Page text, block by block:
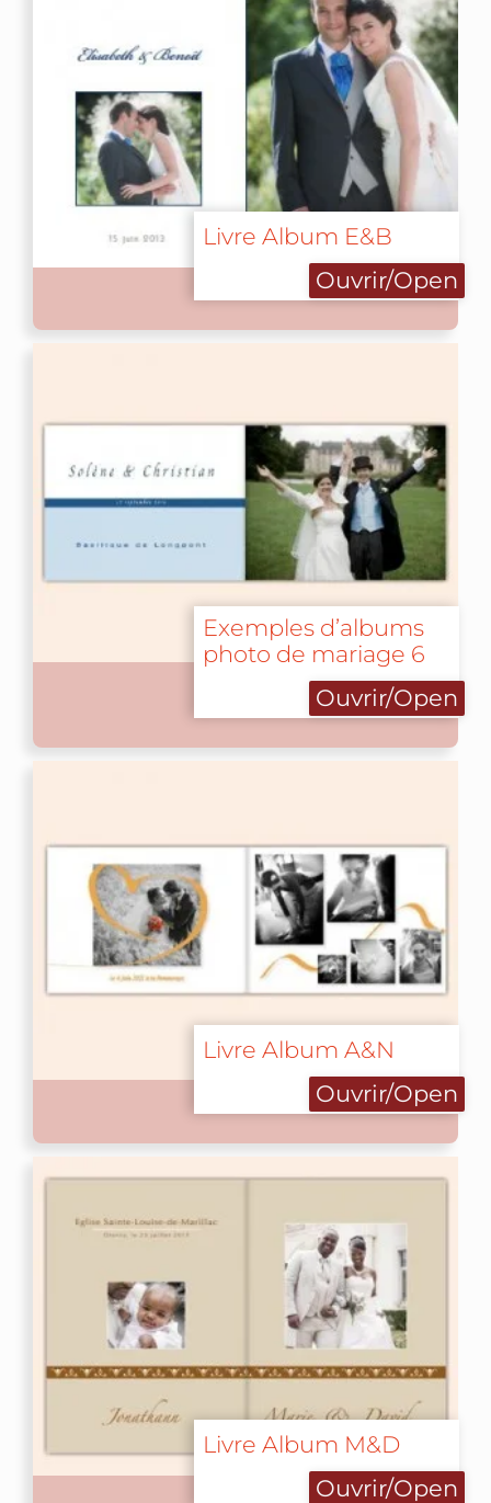
Livre Album E&B
Ouvrir/Open
Exemples d’albums
photo de mariage 6
Ouvrir/Open
Livre Album A&N
Ouvrir/Open
Livre Album M&D
Ouvrir/Open